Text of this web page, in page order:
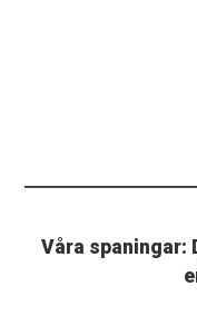
Våra spaningar: